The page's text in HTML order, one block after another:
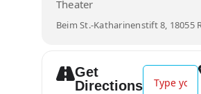
Theater
Beim St.-Katharinenstift 8, 18055
Get
Directions
Address -